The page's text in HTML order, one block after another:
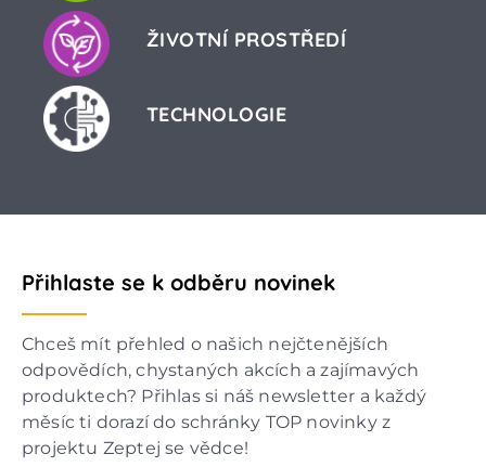
ŽIVOTNÍ PROSTŘEDÍ
TECHNOLOGIE
Přihlaste se k odběru novinek
Chceš mít přehled o našich nejčtenějších
odpovědích, chystaných akcích a zajímavých
produktech? Přihlas si náš newsletter a každý
měsíc ti dorazí do schránky TOP novinky z
projektu Zeptej se vědce!